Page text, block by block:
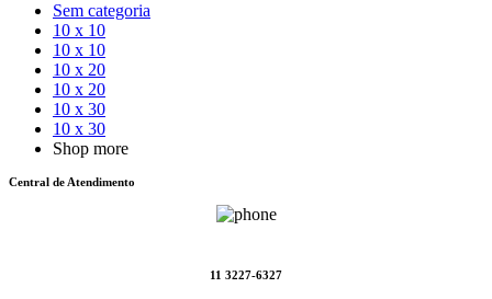
Sem categoria
10 x 10
10 x 10
10 x 20
10 x 20
10 x 30
10 x 30
Shop more
Central de Atendimento
11 3227-6327